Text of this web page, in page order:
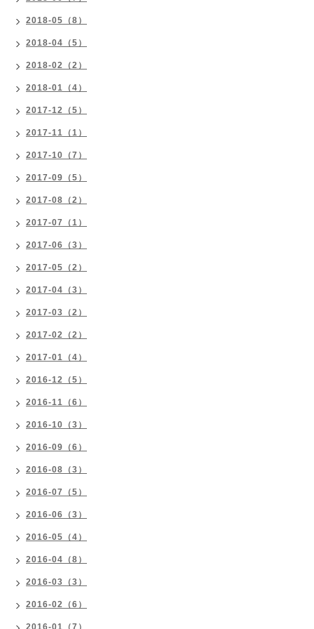
2018-05（8）
2018-04（5）
2018-02（2）
2018-01（4）
2017-12（5）
2017-11（1）
2017-10（7）
2017-09（5）
2017-08（2）
2017-07（1）
2017-06（3）
2017-05（2）
2017-04（3）
2017-03（2）
2017-02（2）
2017-01（4）
2016-12（5）
2016-11（6）
2016-10（3）
2016-09（6）
2016-08（3）
2016-07（5）
2016-06（3）
2016-05（4）
2016-04（8）
2016-03（3）
2016-02（6）
2016-01（7）